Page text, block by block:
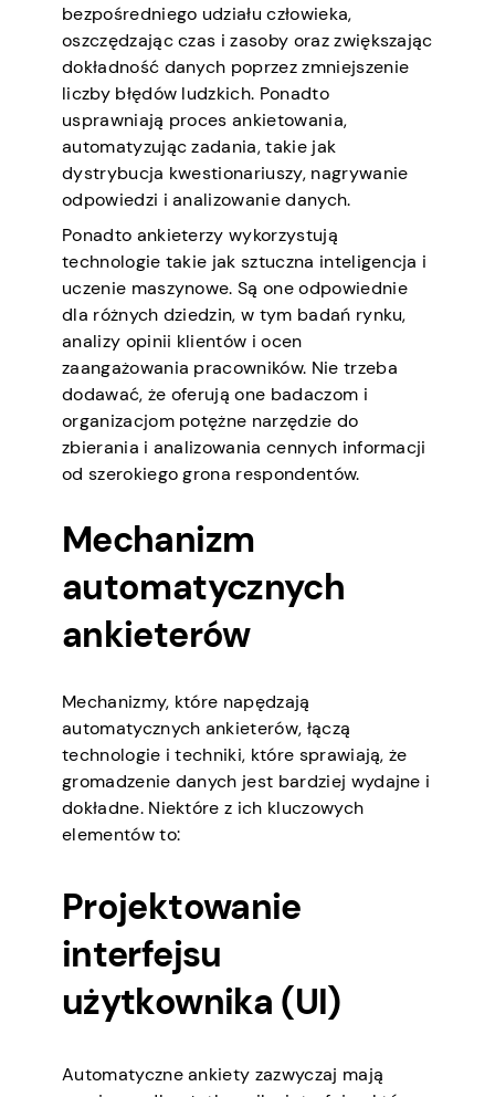
bezpośredniego udziału człowieka,
oszczędzając czas i zasoby oraz zwiększając
dokładność danych poprzez zmniejszenie
liczby błędów ludzkich. Ponadto
usprawniają proces ankietowania,
automatyzując zadania, takie jak
dystrybucja kwestionariuszy, nagrywanie
odpowiedzi i analizowanie danych.
Ponadto ankieterzy wykorzystują
technologie takie jak sztuczna inteligencja i
uczenie maszynowe. Są one odpowiednie
dla różnych dziedzin, w tym badań rynku,
analizy opinii klientów i ocen
zaangażowania pracowników. Nie trzeba
dodawać, że oferują one badaczom i
organizacjom potężne narzędzie do
zbierania i analizowania cennych informacji
od szerokiego grona respondentów.
Mechanizm
automatycznych
ankieterów
Mechanizmy, które napędzają
automatycznych ankieterów, łączą
technologie i techniki, które sprawiają, że
gromadzenie danych jest bardziej wydajne i
dokładne. Niektóre z ich kluczowych
elementów to:
Projektowanie
interfejsu
użytkownika (UI)
Automatyczne ankiety zazwyczaj mają